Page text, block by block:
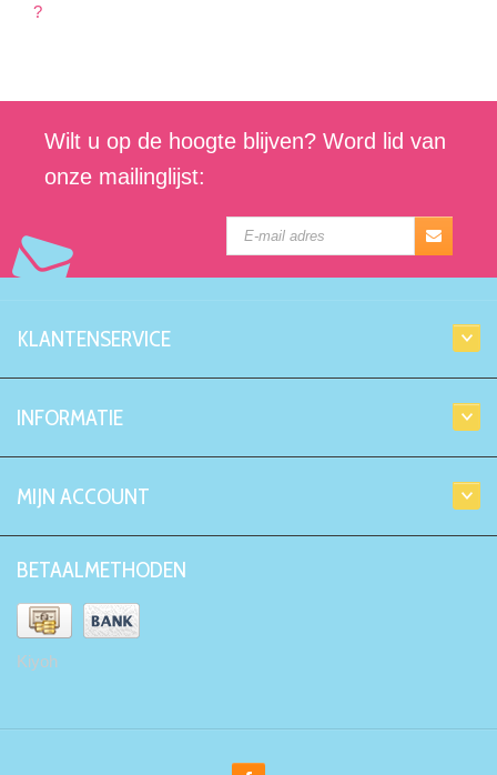
?
Wilt u op de hoogte blijven? Word lid van
onze mailinglijst:
KLANTENSERVICE
INFORMATIE
MIJN ACCOUNT
BETAALMETHODEN
Kiyoh